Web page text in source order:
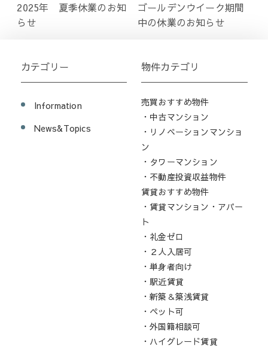
2025年 夏季休業のお知
らせ
ゴールデンウイーク期間
中の休業のお知らせ
カテゴリー
Information
News&Topics
物件カテゴリ
売買おすすめ物件
・中古マンション
・リノベーションマンショ
ン
・タワーマンション
・不動産投資収益物件
賃貸おすすめ物件
・賃貸マンション・アパー
ト
・礼金ゼロ
・２人入居可
・単身者向け
・駅近賃貸
・新築＆築浅賃貸
・ペット可
・外国籍相談可
・ハイグレード賃貸